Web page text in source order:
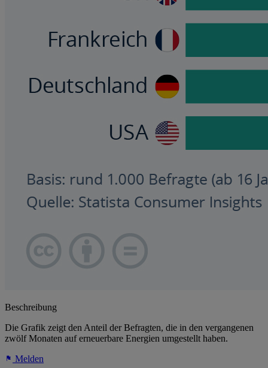
Beschreibung
Die Grafik zeigt den Anteil der Befragten, die in den vergangenen
zwölf Monaten auf erneuerbare Energien umgestellt haben.
Melden